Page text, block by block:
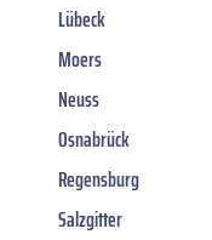
Lübeck
Moers
Neuss
Osnabrück
Regensburg
Salzgitter